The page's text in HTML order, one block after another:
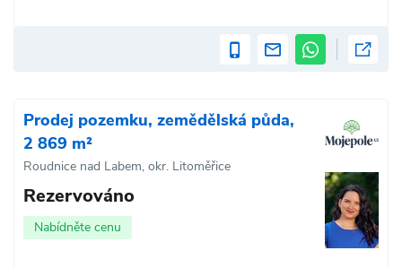
Prodej pozemku, zemědělská půda,
2 869 m²
Roudnice nad Labem, okr. Litoměřice
Rezervováno
Nabídněte cenu